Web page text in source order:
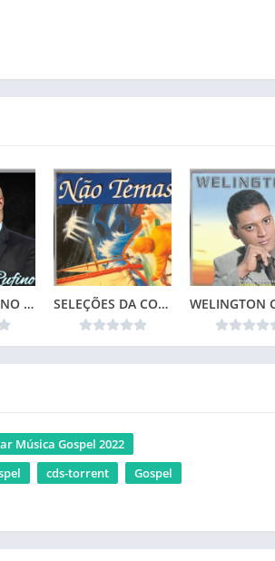
GERSON RUFINO – TOP 20 SELEÇÕES DA COLEÇÃO CANÇÕES DE VIDA – NÃO TEMAS (1996)📌
Música Gospel 2022
cds-torrent
Gospel